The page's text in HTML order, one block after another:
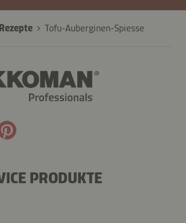
Rezepte Tofu-Auberginen-Spiesse
PRODUKTE